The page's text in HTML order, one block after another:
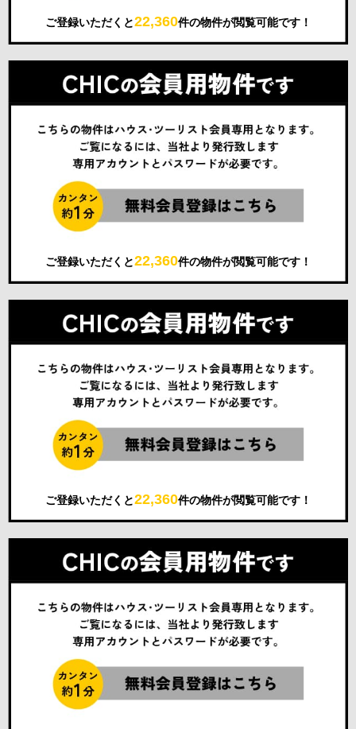
ご登録いただくと22,360件の物件が閲覧可能です！
ご登録いただくと22,360件の物件が閲覧可能です！
ご登録いただくと22,360件の物件が閲覧可能です！